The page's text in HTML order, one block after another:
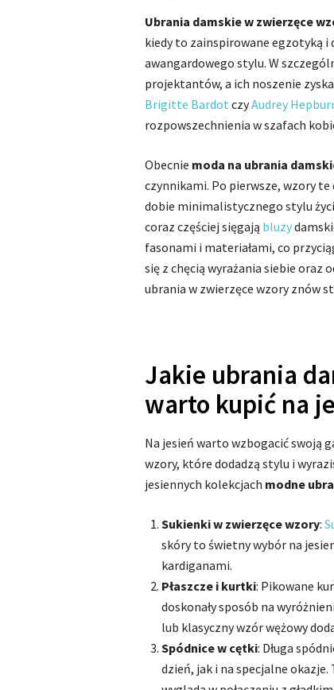
Ubrania damskie w zwierzęce
kiedy to zainspirowane egzotyką i
awangardowego stylu. W
projektantów, a ich noszenie
Brigitte Bardot czyAudrey
rozpowszechnienia w szafach
Obecnie moda na ubrania
czynnikami. Po pierwsze, wzory
dobie minimalistycznego stylu
coraz częściej sięgają bluzy
fasonami i materiałami, co
się z chęcią wyrażania siebie oraz
ubrania w zwierzęce wzory znów
Jakie ubrania
warto kupić na
Na jesień warto wzbogacić swoją
wzory, które dodadzą stylu i
jesiennych kolekcjach modne
Sukienki w zwierzęce wzory:
skóry to świetny wybór na
kardiganami.
Płaszcze i kurtki: Pikowane
doskonały sposób na
lub klasyczny wzór wężowy
Spódnice w cętki: Długa
dzień, jak i na specjalne okazje.